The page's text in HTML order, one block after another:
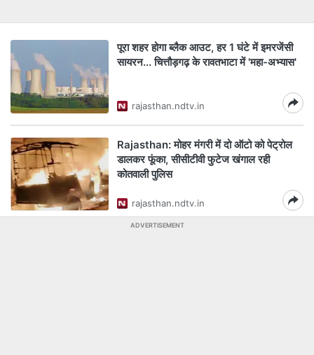
पूरा शहर होगा ब्लैक आउट, हर 1 घंटे में इमरजेंसी
सायरन... चित्तौड़गढ़ के रावतभाटा में 'महा-अभ्यास'
rajasthan.ndtv.in
Rajasthan: मोहर मंगरी में दो ऑटो को पेट्रोल
डालकर फूंका, सीसीटीवी फुटेज खंगाल रही
कोतवाली पुलिस
rajasthan.ndtv.in
ADVERTISEMENT